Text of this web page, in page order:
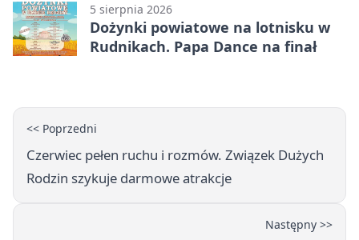
5 sierpnia 2026
Dożynki powiatowe na lotnisku w
Rudnikach. Papa Dance na finał
<< Poprzedni
Czerwiec pełen ruchu i rozmów. Związek Dużych
Rodzin szykuje darmowe atrakcje
Następny >>